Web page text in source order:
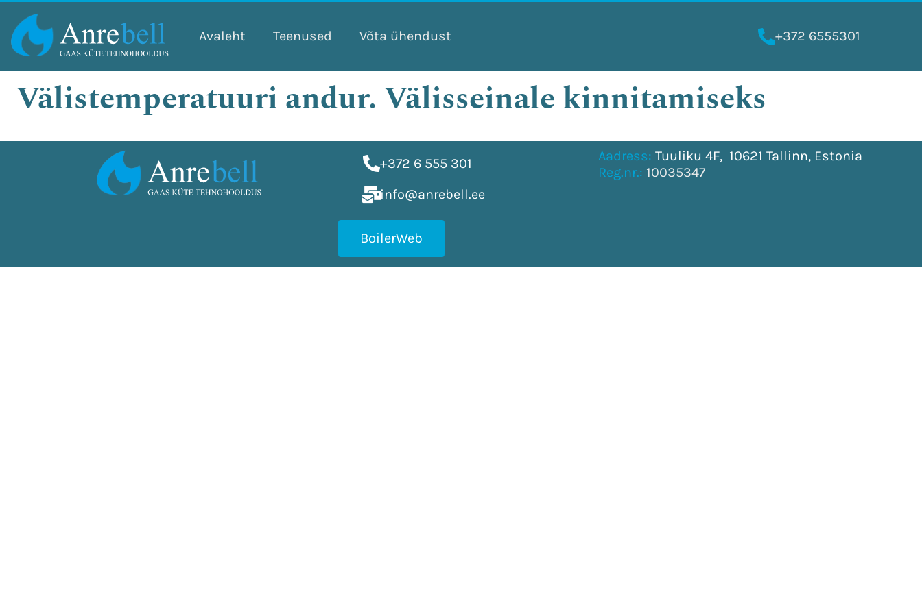
content
Avaleht Teenused Võta ühendust +372 6555301
Välistemperatuuri andur. Välisseinale kinnitamiseks
+372 6 555 301
info@anrebell.ee
Aadress: Tuuliku 4F, 10621 Tallinn, Estonia
Reg.nr.: 10035347
BoilerWeb